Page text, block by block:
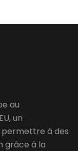
au
un
permettre à des
grâce à la